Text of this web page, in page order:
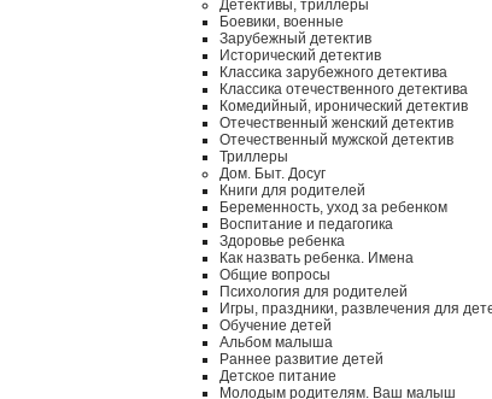
Детективы, триллеры
Боевики, военные
Зарубежный детектив
Исторический детектив
Классика зарубежного детектива
Классика отечественного детектива
Комедийный, иронический детектив
Отечественный женский детектив
Отечественный мужской детектив
Триллеры
Дом. Быт. Досуг
Книги для родителей
Беременность, уход за ребенком
Воспитание и педагогика
Здоровье ребенка
Как назвать ребенка. Имена
Общие вопросы
Психология для родителей
Игры, праздники, развлечения для
Обучение детей
Альбом малыша
Раннее развитие детей
Детское питание
Молодым родителям. Ваш малыш